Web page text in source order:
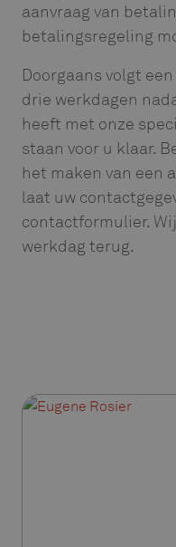
aanvraag van
betalingsregeling
Doorgaans volgt
drie werkdagen
heeft met onze
staan voor u klaar.
het maken van een
laat uw
contactformulier.
werkdag terug.